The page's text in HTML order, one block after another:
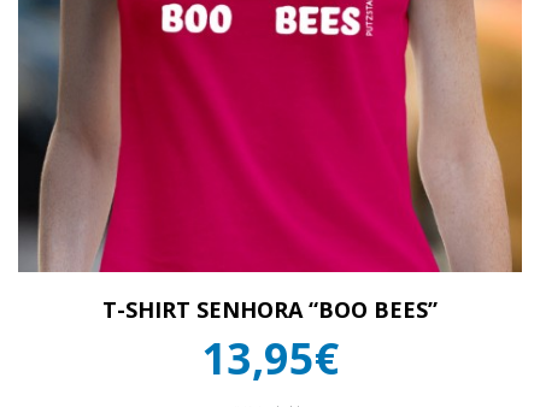
T-SHIRT SENHORA “BOO BEES”
13,95€